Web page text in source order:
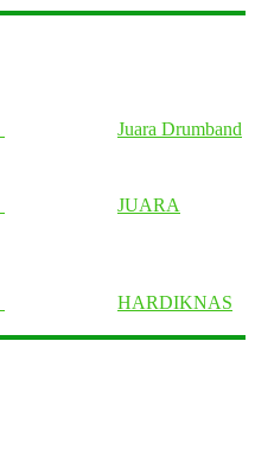
Juara Drumband
JUARA
HARDIKNAS